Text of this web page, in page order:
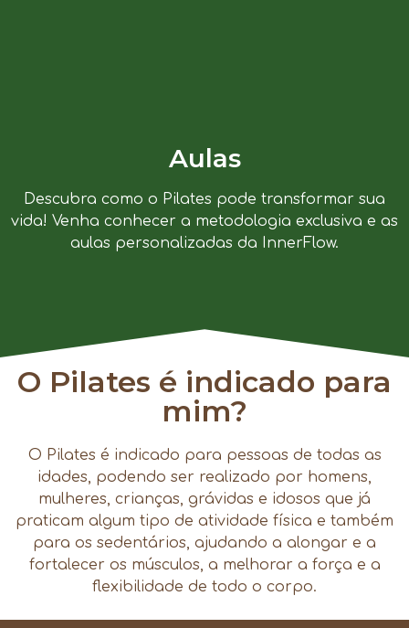
Aulas
Descubra como o Pilates pode transformar sua
vida! Venha conhecer a metodologia exclusiva e as
aulas personalizadas da InnerFlow.
O Pilates é indicado para
mim?
O Pilates é indicado para pessoas de todas as
idades, podendo ser realizado por homens,
mulheres, crianças, grávidas e idosos que já
praticam algum tipo de atividade física e também
para os sedentários, ajudando a alongar e a
fortalecer os músculos, a melhorar a força e a
flexibilidade de todo o corpo.